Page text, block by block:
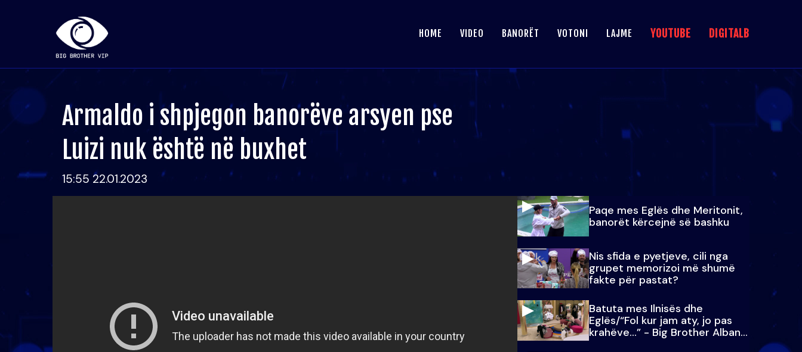
HOME VIDEO BANORËT VOTONI LAJME YOUTUBE DIGITALB
Armaldo i shpjegon banorëve arsyen pse
Luizi nuk është në buxhet
15:55 22.01.2023
Paqe mes Eglës dhe Meritonit,
banorët kërcejnë së bashku
Nis sfida e pyetjeve, cili nga
grupet memorizoi më shumë
fakte për pastat?
Batuta mes Ilnisës dhe
Eglës/“Fol kur jam aty, jo pas
krahëve…” - Big Brother Albania
VIP 3